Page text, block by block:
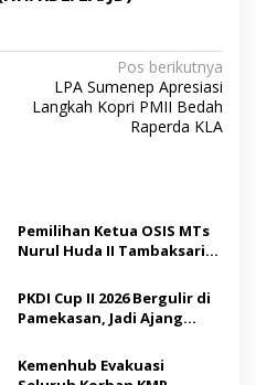
Pos berikutnya
LPA Sumenep Apresiasi
Langkah Kopri PMII Bedah
Raperda KLA
Pemilihan Ketua OSIS MTs
Nurul Huda II Tambaksari
Demokrasi bagi Siswa
PKDI Cup II 2026 Bergulir di
Pamekasan, Jadi Ajang
Madura
Kemenhub Evakuasi